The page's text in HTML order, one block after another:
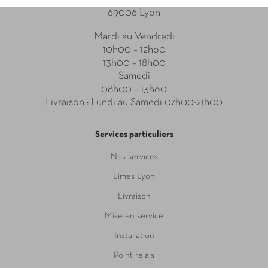
69006 Lyon
Mardi au Vendredi
10h00 – 12ho0
13h00 – 18h00
Samedi
08h00 – 13ho0
Livraison : Lundi au Samedi 07h00-21h00
Services particuliers
Nos services
Limes Lyon
Livraison
Mise en service
Installation
Point relais